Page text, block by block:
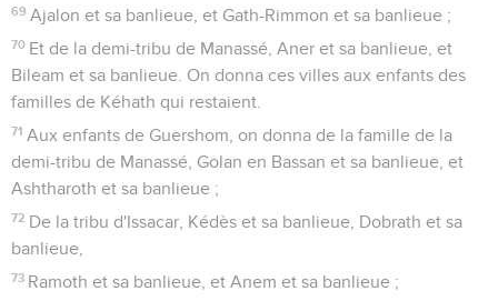
69 Ajalon et sa banlieue, et Gath-Rimmon et sa banlieue ;
70 Et de la demi-tribu de Manassé, Aner et sa banlieue, et
Bileam et sa banlieue. On donna ces villes aux enfants des
familles de Kéhath qui restaient.
71 Aux enfants de Guershom, on donna de la famille de la
demi-tribu de Manassé, Golan en Bassan et sa banlieue, et
Ashtharoth et sa banlieue ;
72 De la tribu d'Issacar, Kédès et sa banlieue, Dobrath et sa
banlieue,
73 Ramoth et sa banlieue, et Anem et sa banlieue ;